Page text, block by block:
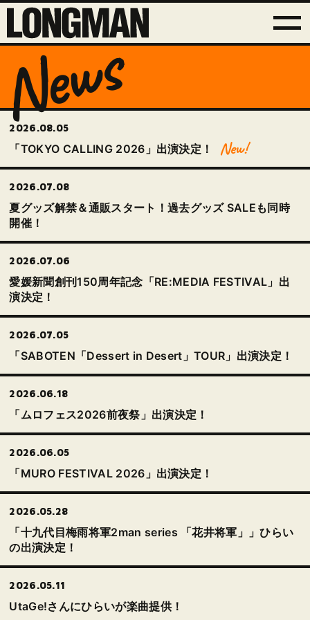
2026.08.05
「TOKYO CALLING 2026」出演決定！
2026.07.08
夏グッズ解禁＆通販スタート！過去グッズ SALEも同時
開催！
2026.07.06
愛媛新聞創刊150周年記念「RE:MEDIA FESTIVAL」出
演決定！
2026.07.05
「SABOTEN「Dessert in Desert」TOUR」出演決定！
2026.06.18
「ムロフェス2026前夜祭」出演決定！
2026.06.05
「MURO FESTIVAL 2026」出演決定！
2026.05.28
「十九代目梅雨将軍2man series 「花井将軍」」ひらい
の出演決定！
2026.05.11
UtaGe!さんにひらいが楽曲提供！